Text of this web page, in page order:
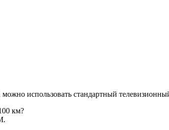
использовать стандартный
км?